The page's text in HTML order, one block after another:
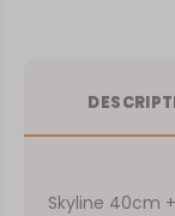
Skyline 40cm